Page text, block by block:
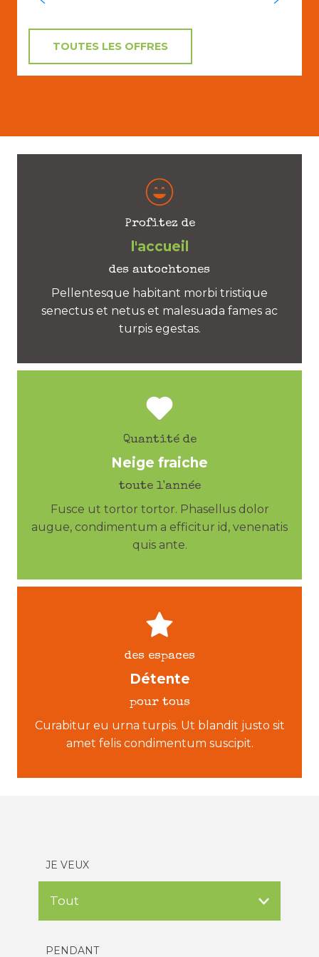
TOUTES LES OFFRES
Profitez de
l'accueil
des autochtones
Pellentesque habitant morbi tristique
senectus et netus et malesuada fames ac
turpis egestas.
Quantité de
Neige fraiche
toute l'année
Fusce ut tortor tortor. Phasellus dolor
augue, condimentum a efficitur id, venenatis
quis ante.
des espaces
Détente
pour tous
Curabitur eu urna turpis. Ut blandit justo sit
amet felis condimentum suscipit.
JE VEUX
PENDANT